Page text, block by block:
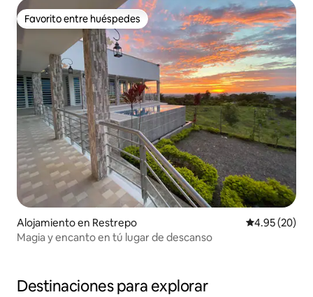
Favorito entre huéspedes
Favorito entre huéspedes
Alojamiento en Restrepo Calificación
4.95 (20)
Magia y encanto en tú lugar de descanso
Destinaciones para explorar